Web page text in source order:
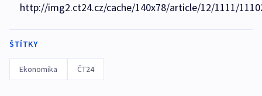
http://img2.ct24.cz/cache/140x78/article/12/1111/
ŠTÍTKY
Ekonomika ČT24